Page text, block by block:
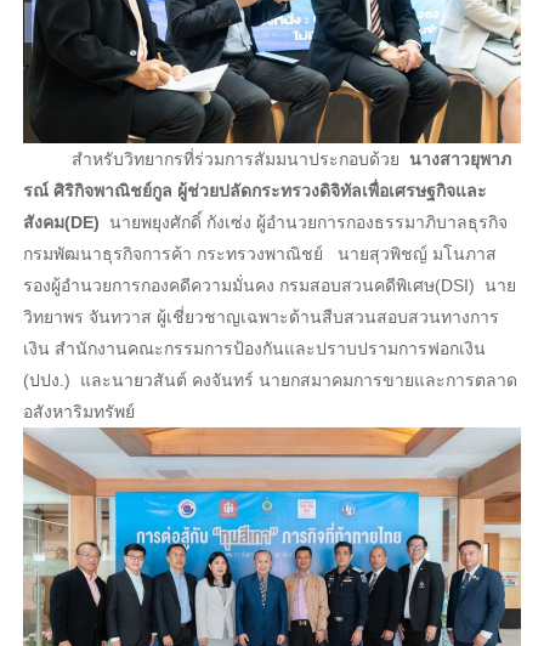
สำหรับวิทยากรที่ร่วมการสัมมนาประกอบด้วย นางสาวยุพาภ
รณ์ ศิริกิจพาณิชย์กูล ผู้ช่วยปลัดกระทรวงดิจิทัลเพื่อเศรษฐกิจและ
สังคม(DE) นายพยุงศักดิ์ กังเซ่ง ผู้อำนวยการกองธรรมาภิบาลธุรกิจ
กรมพัฒนาธุรกิจการค้า กระทรวงพาณิชย์ นายสุวพิชญ์ มโนภาส
รองผู้อำนวยการกองคดีความมั่นคง กรมสอบสวนคดีพิเศษ(DSI) นาย
วิทยาพร จันทวาส ผู้เชี่ยวชาญเฉพาะด้านสืบสวนสอบสวนทางการ
เงิน สำนักงานคณะกรรมการป้องกันและปราบปรามการฟอกเงิน
(ปปง.) และนายวสันต์ คงจันทร์ นายกสมาคมการขายและการตลาด
อสังหาริมทรัพย์